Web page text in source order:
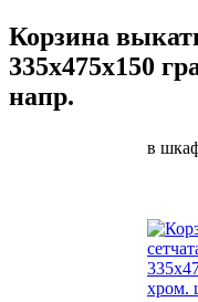
Корзина
335х475х150
напр.
в